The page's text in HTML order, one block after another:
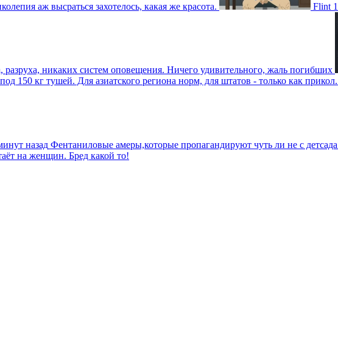
аж высраться захотелось, какая же красота. Flint
разруха, никаких систем оповещения. Ничего удивительного, жаль погибших
150 кг тушей. Для азиатского региона норм, для штатов - только как
назад Фентаниловые амеры,которые пропагандируют чуть ли не с
на женщин. Бред какой то!